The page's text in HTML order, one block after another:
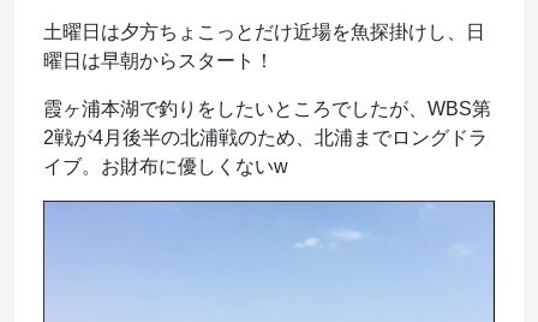
土曜日は夕方ちょこっとだけ近場を魚探掛けし、日
曜日は早朝からスタート！
霞ヶ浦本湖で釣りをしたいところでしたが、WBS第
2戦が4月後半の北浦戦のため、北浦までロングドラ
イブ。お財布に優しくないw